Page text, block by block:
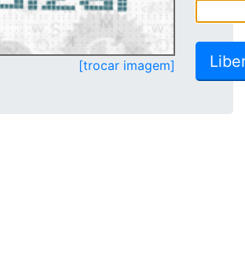
[trocar imagem]